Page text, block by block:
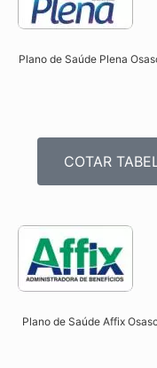
Plano de Saúde Plena
COTAR
Plano de Saúde Affix